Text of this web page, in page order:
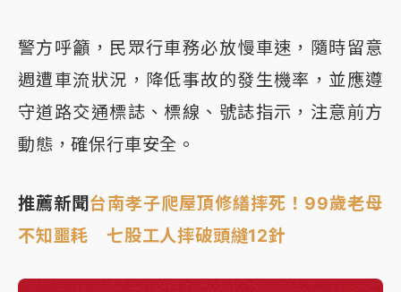
警方呼籲，民眾行車務必放慢車速，隨時留意
週遭車流狀況，降低事故的發生機率，並應遵
守道路交通標誌、標線、號誌指示，注意前方
動態，確保行車安全。
推薦新聞 台南孝子爬屋頂修繕摔死！99歲老母
不知噩耗 七股工人摔破頭縫12針